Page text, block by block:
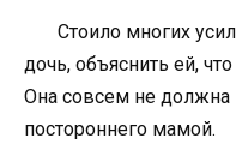
Стоило многих
дочь, объяснить ей,
Она совсем не должна
постороннего мамой.